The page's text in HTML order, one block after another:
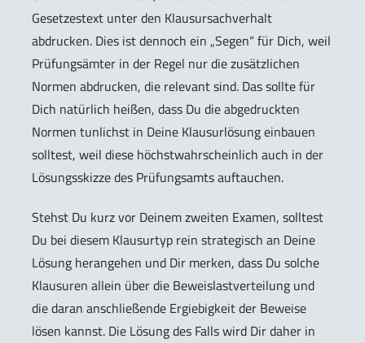
Gesetzestext unter den Klausursachverhalt
abdrucken. Dies ist dennoch ein „Segen“ für Dich, weil
Prüfungsämter in der Regel nur die zusätzlichen
Normen abdrucken, die relevant sind. Das sollte für
Dich natürlich heißen, dass Du die abgedruckten
Normen tunlichst in Deine Klausurlösung einbauen
solltest, weil diese höchstwahrscheinlich auch in der
Lösungsskizze des Prüfungsamts auftauchen.
Stehst Du kurz vor Deinem zweiten Examen, solltest
Du bei diesem Klausurtyp rein strategisch an Deine
Lösung herangehen und Dir merken, dass Du solche
Klausuren allein über die Beweislastverteilung und
die daran anschließende Ergiebigkeit der Beweise
lösen kannst. Die Lösung des Falls wird Dir daher in